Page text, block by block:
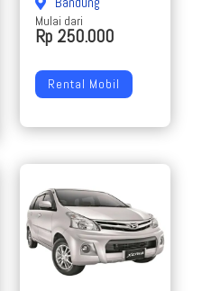
Mulai dari
Rp 250.000
Rental Mobil